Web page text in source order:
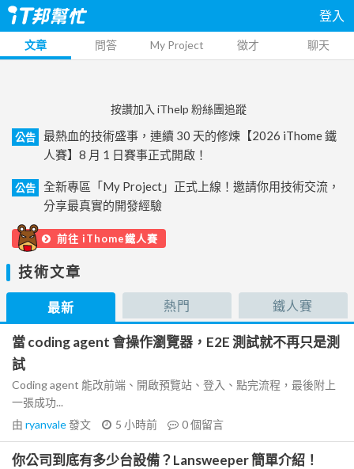
登入
文章 問答 My Project 徵才 聊天
按讚加入 iThelp 粉絲團追蹤
公告
最熱血的技術盛事，連續 30 天的修煉【2026 iThome 鐵
人賽】8 月 1 日賽事正式開啟！
公告
全新專區「My Project」正式上線！邀請你用技術交流，
分享最真實的開發經驗
前往 iThome鐵人賽
技術文章
最新 熱門 鐵人賽
當 coding agent 會操作瀏覽器，E2E 測試就不再只是測
試
Coding agent 能改前端、開啟預覽站、登入、點完流程，最後附上
一張成功...
由 ryanvale發文 5 小時前 0個留言
你公司到底有多少台設備？Lansweeper 簡單介紹！